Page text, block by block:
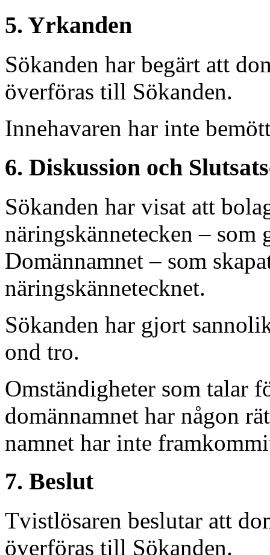
5. Yrkanden
Sökanden har begärt att
överföras till Sökanden.
Innehavaren har inte
6. Diskussion och
Sökanden har visat att
näringskännetecken – som
Domännamnet – som
näringskännetecknet.
Sökanden har gjort
ond tro.
Omständigheter som talar
domännamnet har någon
namnet har inte
7. Beslut
Tvistlösaren beslutar att
överföras till Sökanden.